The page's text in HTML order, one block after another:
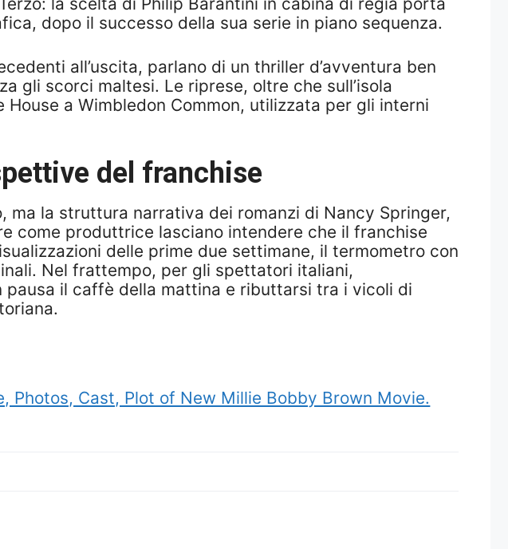
dopo il successo della sua serie in piano sequenza.
all’uscita, parlano di un thriller d’avventura ben
gli scorci maltesi. Le riprese, oltre che sull’isola
a Wimbledon Common, utilizzata per gli interni
del franchise
la struttura narrativa dei romanzi di Nancy Springer,
come produttrice lasciano intendere che il franchise
delle prime due settimane, il termometro con
Nel frattempo, per gli spettatori italiani,
il caffè della mattina e ributtarsi tra i vicoli di
Photos, Cast, Plot of New Millie Bobby Brown Movie.